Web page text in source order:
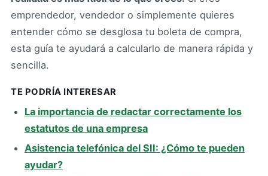
emprendedor, vendedor o simplemente quieres
entender cómo se desglosa tu boleta de compra,
esta guía te ayudará a calcularlo de manera rápida y
sencilla.
TE PODRÍA INTERESAR
La importancia de redactar correctamente los
estatutos de una empresa
Asistencia telefónica del SII: ¿Cómo te pueden
ayudar?